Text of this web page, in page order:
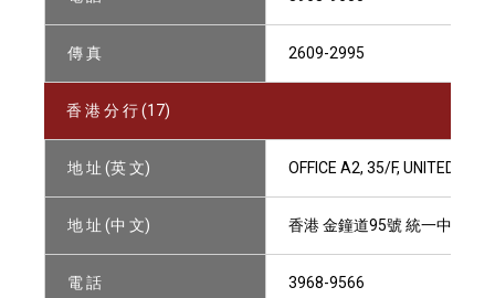
傳 真 2609-2995
香 港 分 行 (17)
地 址 (英 文) OFFICE A2, 35/F, UNITED
地 址 (中 文) 香港 金鐘道95號 統一中心35
電 話 3968-9566